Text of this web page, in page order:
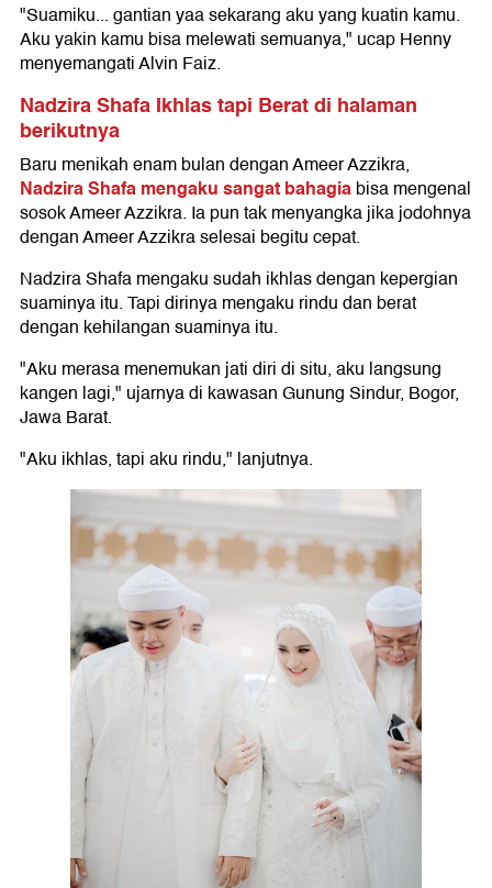
"Suamiku... gantian yaa sekarang aku yang kuatin kamu.
Aku yakin kamu bisa melewati semuanya," ucap Henny
menyemangati Alvin Faiz.
Nadzira Shafa Ikhlas tapi Berat di halaman
berikutnya
Baru menikah enam bulan dengan Ameer Azzikra,
Nadzira Shafa mengaku sangat bahagiabisa mengenal
sosok Ameer Azzikra. Ia pun tak menyangka jika jodohnya
dengan Ameer Azzikra selesai begitu cepat.
Nadzira Shafa mengaku sudah ikhlas dengan kepergian
suaminya itu. Tapi dirinya mengaku rindu dan berat
dengan kehilangan suaminya itu.
"Aku merasa menemukan jati diri di situ, aku langsung
kangen lagi," ujarnya di kawasan Gunung Sindur, Bogor,
Jawa Barat.
"Aku ikhlas, tapi aku rindu," lanjutnya.